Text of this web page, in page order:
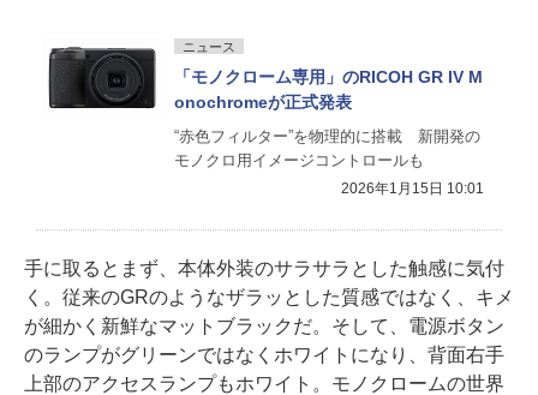
ニュース
「モノクローム専用」のRICOH GR IV M
onochromeが正式発表
“赤色フィルター”を物理的に搭載 新開発の
モノクロ用イメージコントロールも
2026年1月15日 10:01
手に取るとまず、本体外装のサラサラとした触感に気付
く。従来のGRのようなザラッとした質感ではなく、キメ
が細かく新鮮なマットブラックだ。そして、電源ボタン
のランプがグリーンではなくホワイトになり、背面右手
上部のアクセスランプもホワイト。モノクロームの世界